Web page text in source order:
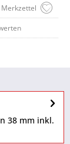
38 mm inkl.